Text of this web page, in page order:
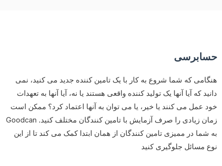
حسابرسی
هنگامی که شما شروع به کار با یک تامین کننده جدید می کنید، نمی
دانید که آیا آنها یک تولید کننده واقعی هستند یا نه، آیا آنها به تعهدات
خود عمل می کنند یا خیر، یا می توان به آنها اعتماد کرد؟ ممکن است
زمان زیادی را صرف آزمایش با تامین کنندگان مختلف کنید. Goodcan
به شما در ممیزی تامین کنندگان از همان ابتدا کمک می کند تا از این
نوع مسائل جلوگیری کنید